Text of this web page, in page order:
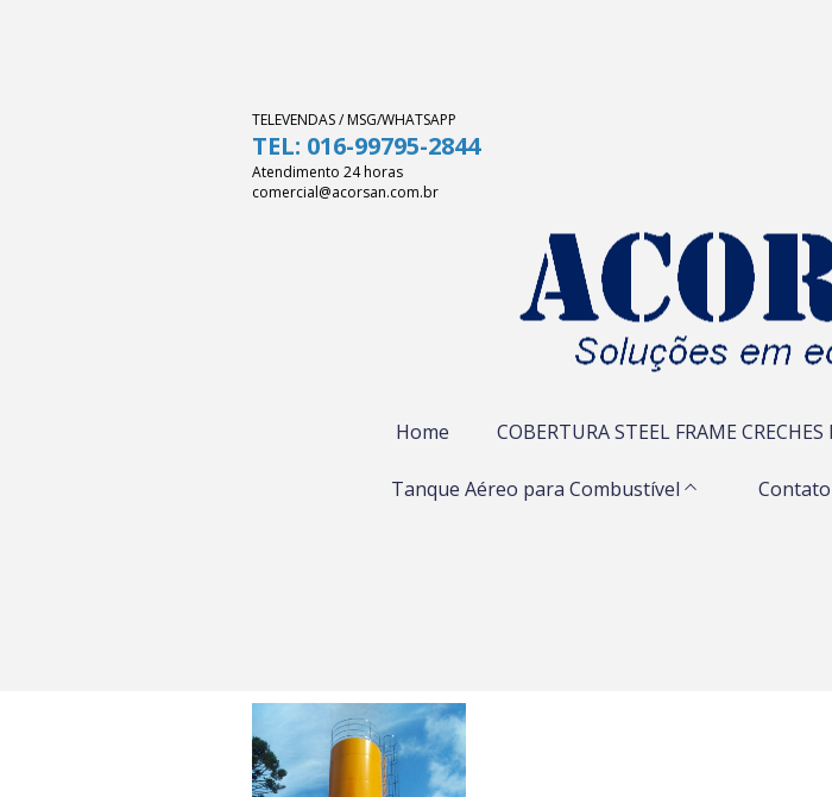
TELEVENDAS / MSG/WHATSAPP
TEL: 016-99795-2844
Atendimento 24 horas
comercial@acorsan.com.br
Home COBERTURA STEEL FRAME CRECHES
Tanque Aéreo para Combustível Contato